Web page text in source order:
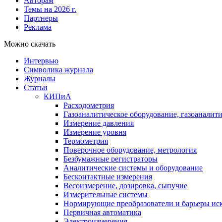
Темы на 2026 г.
Партнеры
Реклама
Можно скачать
Интервью
Символика журнала
Журналы
Статьи
КИПиА
Расходометрия
Газоаналитическое оборудование,
Измерение давления
Измерение уровня
Термометрия
Поверочное оборудование, метрология
Безбумажные регистраторы
Аналитические системы и оборудование
Бесконтактные измерения
Весоизмерение, дозировка, сыпучие
Измерительные системы
Нормирующие преобразователи и барьеры
Первичная автоматика